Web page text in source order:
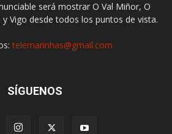
será mostrar O Val Miñor, O
Vigo desde todos los puntos de vista.
telemarinhas@gmail.com
SÍGUENOS